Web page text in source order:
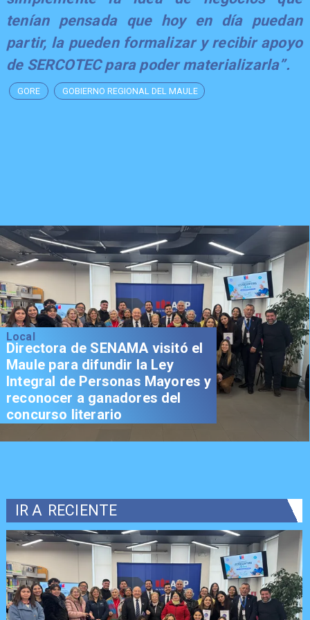
tenían pensada que hoy en día puedan
partir, la pueden formalizar y recibir apoyo
de SERCOTEC para poder materializarla”.
GORE GOBIERNO REGIONAL DEL MAULE
Local
Directora de SENAMA visitó el
Maule para difundir la Ley
Integral de Personas Mayores y
reconocer a ganadores del
concurso literario
IR A RECIENTE